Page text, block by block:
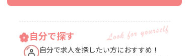
自分で探す
自分で求人を探したい方におすすめ！